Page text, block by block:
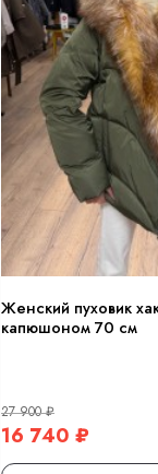
Женский пуховик
капюшоном 70 см
27 900₽
16 740 ₽